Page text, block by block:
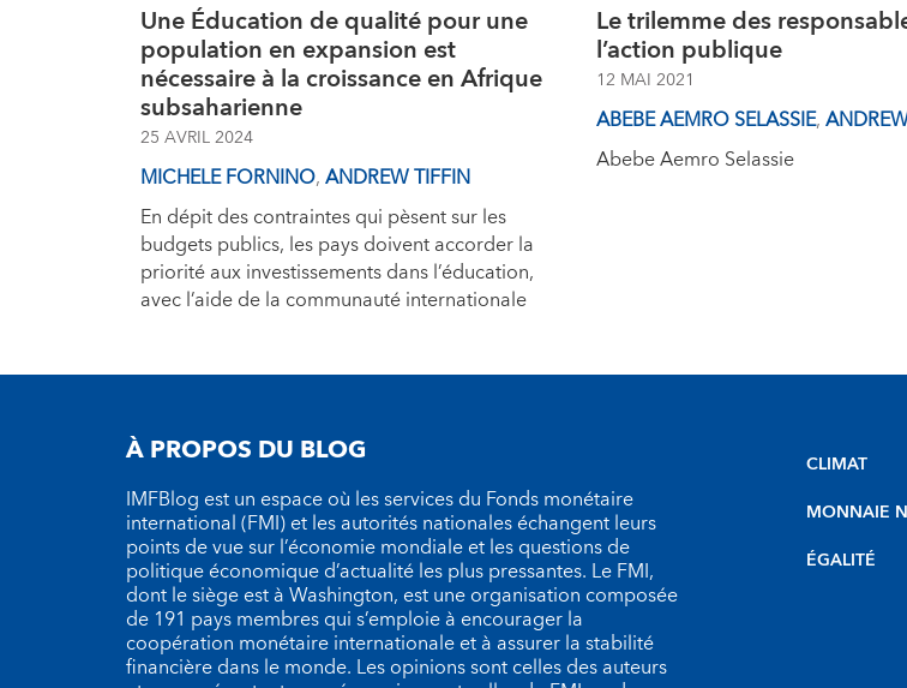
Une Éducation de qualité pour une
population en expansion est
nécessaire à la croissance en Afrique
subsaharienne
25 AVRIL 2024
MICHELE FORNINO,ANDREW TIFFIN
En dépit des contraintes qui pèsent sur les
budgets publics, les pays doivent accorder la
priorité aux investissements dans l’éducation,
avec l’aide de la communauté internationale
Le trilemme des
l’action publique
12 MAI 2021
ABEBE AEMRO SELASSIE,
Abebe Aemro Selassie
À PROPOS DU BLOG
IMFBlog est un espace où les services du Fonds monétaire
international (FMI) et les autorités nationales échangent leurs
points de vue sur l’économie mondiale et les questions de
politique économique d’actualité les plus pressantes. Le FMI,
dont le siège est à Washington, est une organisation composée
de 191 pays membres qui s’emploie à encourager la
coopération monétaire internationale et à assurer la stabilité
financière dans le monde. Les opinions sont celles des auteurs
CLIMAT
MONNAIE
ÉGALITÉ